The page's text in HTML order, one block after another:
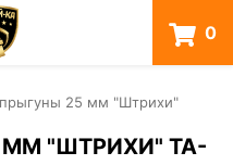
0
25 мм "Штрихи"
"ШТРИХИ" TA-